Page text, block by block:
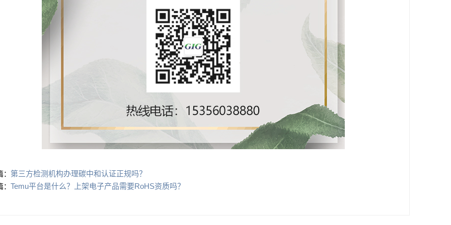
： 第三方检测机构办理碳中和认证正规吗？
Temu平台是什么？上架电子产品需要RoHS资质吗？